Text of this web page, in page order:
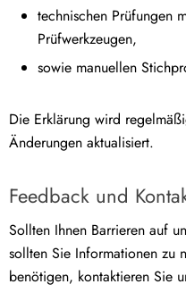
technischen Prüfungen
Prüfwerkzeugen,
sowie manuellen
Die Erklärung wird
Änderungen aktualisiert.
Feedback und
Sollten Ihnen Barrieren auf
sollten Sie Informationen zu
benötigen, kontaktieren Sie